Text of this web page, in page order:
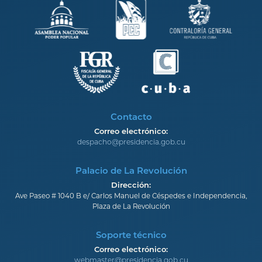
Contacto
Correo electrónico:
despacho@presidencia.gob.cu
Palacio de La Revolución
Dirección:
Ave Paseo # 1040 B e/ Carlos Manuel de Céspedes e Independencia,
Plaza de La Revolución
Soporte técnico
Correo electrónico:
webmaster@presidencia.gob.cu